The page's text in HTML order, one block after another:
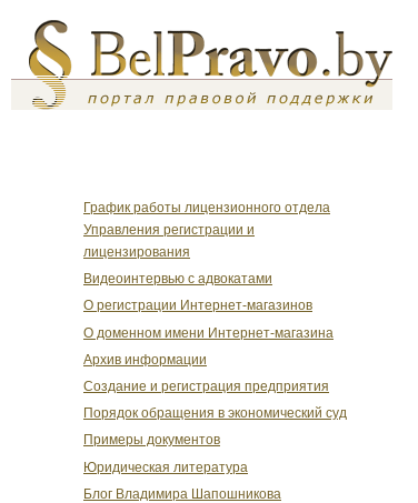
График работы лицензионного отдела
Управления регистрации и
лицензирования
Видеоинтервью с адвокатами
О регистрации Интернет-магазинов
О доменном имени Интернет-магазина
Архив информации
Создание и регистрация предприятия
Порядок обращения в экономический суд
Примеры документов
Юридическая литература
Блог Владимира Шапошникова